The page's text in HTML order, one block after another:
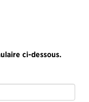
ci-dessous.